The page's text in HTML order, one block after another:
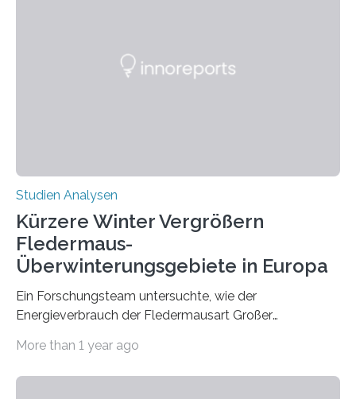
konnten ihn mal belegen, mal nicht. Eine Meta-Analyse,
Studien Analysen
Kürzere Winter Vergrößern
Fledermaus-
Überwinterungsgebiete in Europa
Ein Forschungsteam untersuchte, wie der
Energieverbrauch der Fledermausart Großer
erstellte ein Modell, mit dem sich vorhersagen lässt, in
More than 1 year ago